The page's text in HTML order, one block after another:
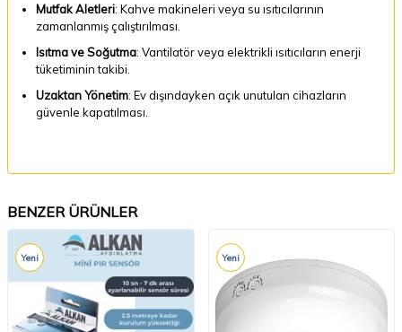
Mutfak Aletleri: Kahve makineleri veya su ısıtıcılarının
zamanlanmış çalıştırılması.
Isıtma ve Soğutma: Vantilatör veya elektrikli ısıtıcıların enerji
tüketiminin takibi.
Uzaktan Yönetim: Ev dışındayken açık unutulan cihazların
güvenle kapatılması.
BENZER ÜRÜNLER
Yeni Yeni